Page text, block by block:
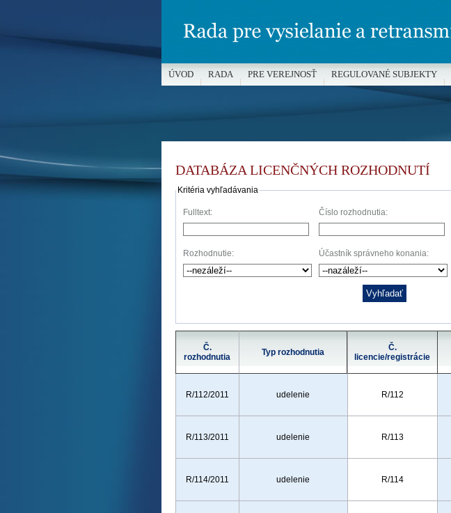
DATABÁZA LICENČNÝCH ROZHODNUTÍ
Kritéria vyhľadávania
Fulltext: Číslo rozhodnutia:
Rozhodnutie: Účastník správneho konania:
Č.
rozhodnutia
Typ rozhodnutia
Č.
licencie/registrácie
R/112/2011 udelenie R/112
R/113/2011 udelenie R/113
R/114/2011 udelenie R/114
ÚVOD RADA PRE VEREJNOSŤ REGULOVANÉ SUBJEKTY